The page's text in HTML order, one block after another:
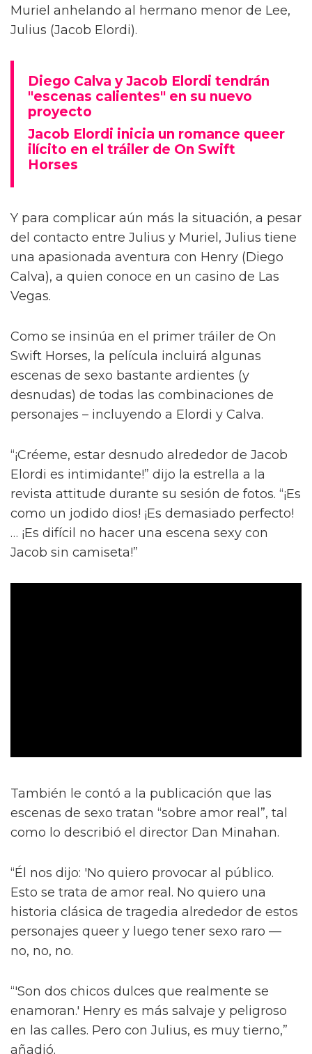
Muriel anhelando al hermano menor de Lee,
Julius (Jacob Elordi).
Diego Calva y Jacob Elordi tendrán
"escenas calientes" en su nuevo
proyecto
Jacob Elordi inicia un romance queer
ilícito en el tráiler de On Swift
Horses
Y para complicar aún más la situación, a pesar
del contacto entre Julius y Muriel, Julius tiene
una apasionada aventura con Henry (Diego
Calva), a quien conoce en un casino de Las
Vegas.
Como se insinúa en el primer tráiler de On
Swift Horses, la película incluirá algunas
escenas de sexo bastante ardientes (y
desnudas) de todas las combinaciones de
personajes – incluyendo a Elordi y Calva.
“¡Créeme, estar desnudo alrededor de Jacob
Elordi es intimidante!” dijo la estrella a la
revista attitude durante su sesión de fotos. “¡Es
como un jodido dios! ¡Es demasiado perfecto!
… ¡Es difícil no hacer una escena sexy con
Jacob sin camiseta!”
También le contó a la publicación que las
escenas de sexo tratan “sobre amor real”, tal
como lo describió el director Dan Minahan.
“Él nos dijo: 'No quiero provocar al público.
Esto se trata de amor real. No quiero una
historia clásica de tragedia alrededor de estos
personajes queer y luego tener sexo raro —
no, no, no.
“'Son dos chicos dulces que realmente se
enamoran.' Henry es más salvaje y peligroso
en las calles. Pero con Julius, es muy tierno,”
añadió.